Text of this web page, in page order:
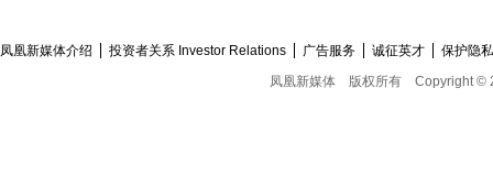
凤凰新媒体介绍 投资者关系 Investor Relations 广告服务 诚征英才
保护隐
凤凰新媒体
版权所有 Copyright ©